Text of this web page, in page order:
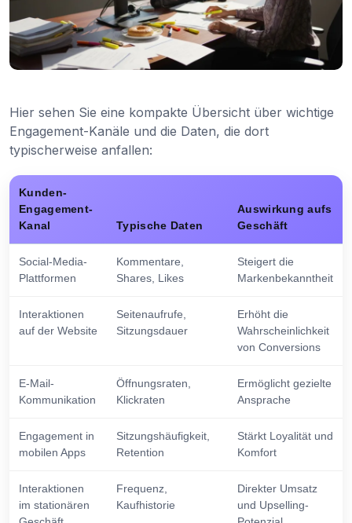
Hier sehen Sie eine kompakte Übersicht über wichtige
Engagement-Kanäle und die Daten, die dort
typischerweise anfallen:
Kunden-
Engagement-
Kanal
Typische Daten
Auswirkung aufs
Geschäft
Social-Media-
Plattformen
Kommentare,
Shares, Likes
Steigert die
Markenbekanntheit
Interaktionen
auf der Website
Seitenaufrufe,
Sitzungsdauer
Erhöht die
Wahrscheinlichkeit
von Conversions
E-Mail-
Kommunikation
Öffnungsraten,
Klickraten
Ermöglicht gezielte
Ansprache
Engagement in
mobilen Apps
Sitzungshäufigkeit,
Retention
Stärkt Loyalität und
Komfort
Interaktionen
im stationären
Frequenz,
Kaufhistorie
Direkter Umsatz
und Upselling-